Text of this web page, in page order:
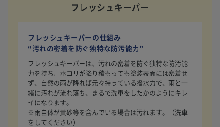
フレッシュキーパー
フレッシュキーパーの仕組み
“汚れの密着を防ぐ独特な防汚能力”
フレッシュキーパーは、汚れの密着を防ぐ独特な防汚能
力を持ち、ホコリが降り積もっても塗装表面には密着せ
ず、自然の雨が降れば元々持っている撥水力で、雨と一
緒に汚れが流れ落ち、まるで洗車をしたかのようにキレ
イになります。
※雨自体が黄砂等を含んでいる場合は汚れます。（洗車
をしてください）